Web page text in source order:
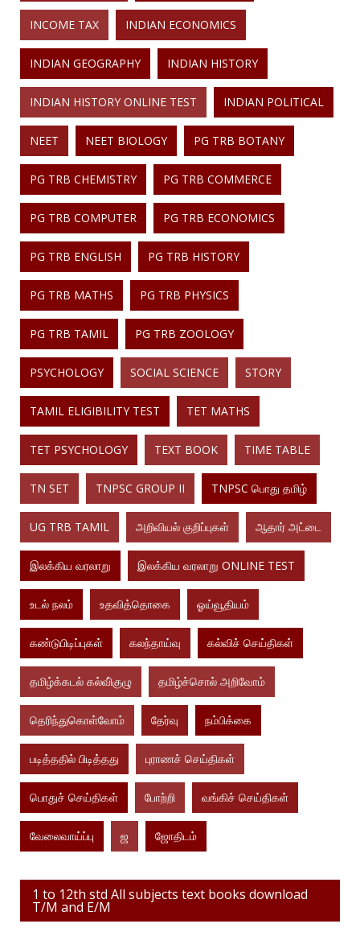
INCOME TAX INDIAN ECONOMICS
INDIAN GEOGRAPHY INDIAN HISTORY
INDIAN HISTORY ONLINE TEST INDIAN POLITICAL
NEET NEET BIOLOGY PG TRB BOTANY
PG TRB CHEMISTRY PG TRB COMMERCE
PG TRB COMPUTER PG TRB ECONOMICS
PG TRB ENGLISH PG TRB HISTORY
PG TRB MATHS PG TRB PHYSICS
PG TRB TAMIL PG TRB ZOOLOGY
PSYCHOLOGY SOCIAL SCIENCE STORY
TAMIL ELIGIBILITY TEST TET MATHS
TET PSYCHOLOGY TEXT BOOK TIME TABLE
TN SET TNPSC GROUP II TNPSC பொது தமிழ்
UG TRB TAMIL அறிவியல் குறிப்புகள் ஆதார் அட்டை
இலக்கிய வரலாறு இலக்கிய வரலாறு ONLINE TEST
உடல் நலம் உதவித்தொகை ஓய்வூதியம்
கண்டுபிடிப்புகள் கலந்தாய்வு கல்விச் செய்திகள்
தமிழ்க்கடல் கல்வி்குழு தமிழ்ச்சொல் அறிவோம்
தெரிந்துகொள்வோம் தேர்வு நம்பிக்கை
படித்ததில் பிடித்தது புராணச் செய்திகள்
பொதுச் செய்திகள் போற்றி வங்கிச் செய்திகள்
வேலைவாய்ப்பு ஜ ஜோதிடம்
1 to 12th std All subjects text books download
T/M and E/M